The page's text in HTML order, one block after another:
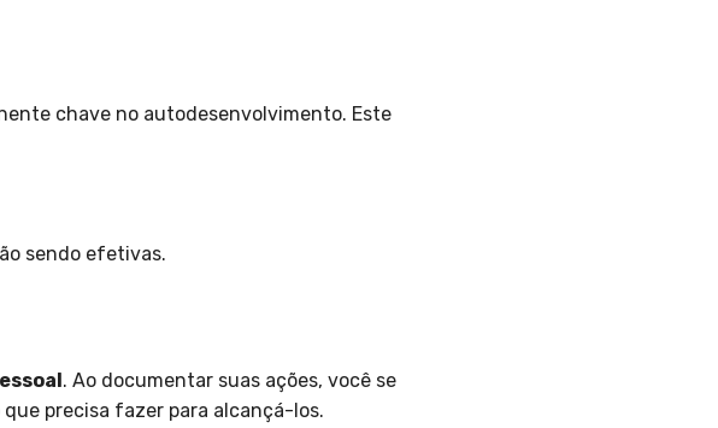
chave no autodesenvolvimento. Este
sendo efetivas.
. Ao documentar suas ações, você se
precisa fazer para alcançá-los.